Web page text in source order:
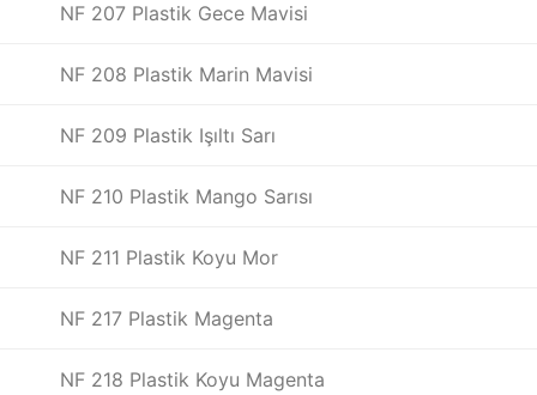
NF 207 Plastik Gece Mavisi
NF 208 Plastik Marin Mavisi
NF 209 Plastik Işıltı Sarı
NF 210 Plastik Mango Sarısı
NF 211 Plastik Koyu Mor
NF 217 Plastik Magenta
NF 218 Plastik Koyu Magenta